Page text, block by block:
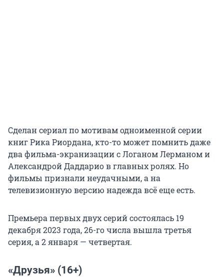
Сделан сериал по мотивам одноименной серии
книг Рика Риордана, кто-то может помнить даже
два фильма-экранизации с Логаном Лерманом и
Александрой Даддарио в главных ролях. Но
фильмы признали неудачными, а на
телевизионную версию надежда всё еще есть.
Премьера первых двух серий состоялась 19
декабря 2023 года, 26-го числа вышла третья
серия, а 2 января — четвертая.
«Друзья» (16+)